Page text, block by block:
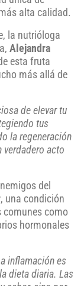
alta calidad.
la nutrióloga
Alejandra
esta fruta
más allá de
de elevar tu
tus
la regeneración
verdadero acto
del
, una condición
comunes como
hormonales
inflamación es
dieta diaria. Las